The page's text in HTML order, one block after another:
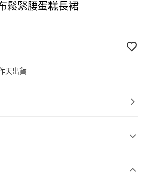
鬆緊腰蛋糕長裙
天出貨